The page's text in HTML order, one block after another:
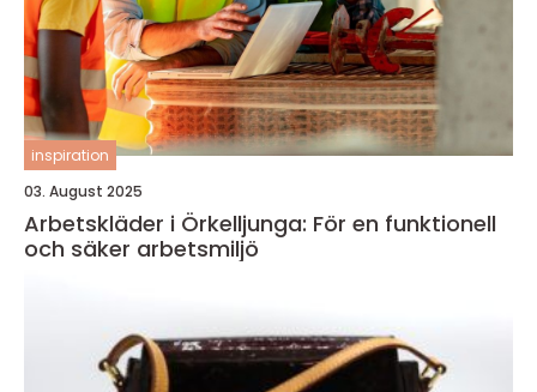
inspiration
03. August 2025
Arbetskläder i Örkelljunga: För en funktionell
och säker arbetsmiljö